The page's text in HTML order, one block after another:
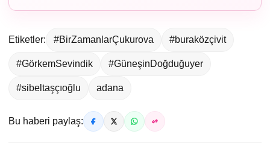
Etiketler: #BirZamanlarÇukurova #buraközçivit
#GörkemSevindik #GüneşinDoğduğuyer
#sibeltaşçıoğlu adana
Bu haberi paylaş: